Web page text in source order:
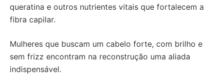
queratina e outros nutrientes vitais que fortalecem a
fibra capilar.
Mulheres que buscam um cabelo forte, com brilho e
sem frizz encontram na reconstrução uma aliada
indispensável.